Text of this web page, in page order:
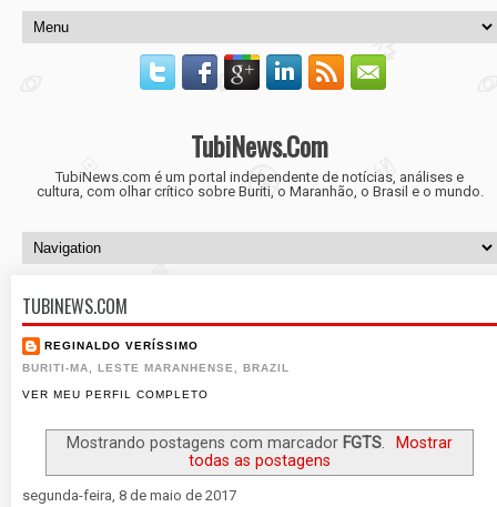
TubiNews.Com
TubiNews.com é um portal independente de notícias, análises e
cultura, com olhar crítico sobre Buriti, o Maranhão, o Brasil e o mundo.
TUBINEWS.COM
REGINALDO VERÍSSIMO
BURITI-MA, LESTE MARANHENSE, BRAZIL
VER MEU PERFIL COMPLETO
Mostrando postagens com marcador FGTS
Mostrar
todas as postagens
segunda-feira, 8 de maio de 2017